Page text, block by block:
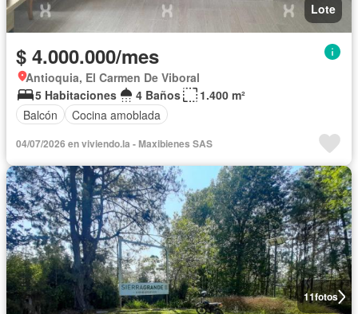
Lote
$ 4.000.000/mes
Antioquia, El Carmen De Viboral
5 Habitaciones
4 Baños
1.400 m²
Balcón
Cocina amoblada
04/07/2026 en viviendo.la - Maxibienes SAS
11fotos